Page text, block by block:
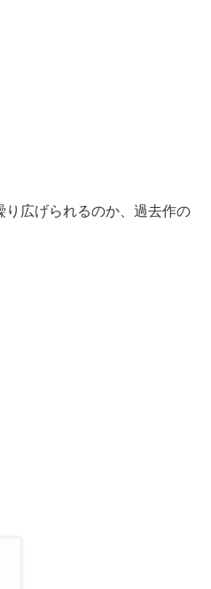
り広げられるのか、過去作の